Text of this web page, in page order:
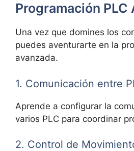
Programación PLC
Una vez que domines los
puedes aventurarte en la
avanzada.
1. Comunicación entre
Aprende a configurar la
varios PLC para coordinar
2. Control de